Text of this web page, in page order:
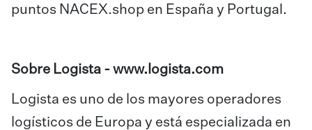
puntos NACEX.shop en España y Portugal.
Sobre Logista - www.logista.com
Logista es uno de los mayores operadores
logísticos de Europa y está especializada en